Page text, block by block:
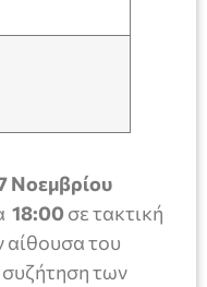
Νοεμβρίου
18:00 σε τακτική
αίθουσα του
των